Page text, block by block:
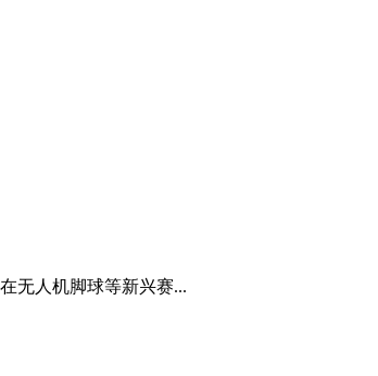
无人机脚球等新兴赛...